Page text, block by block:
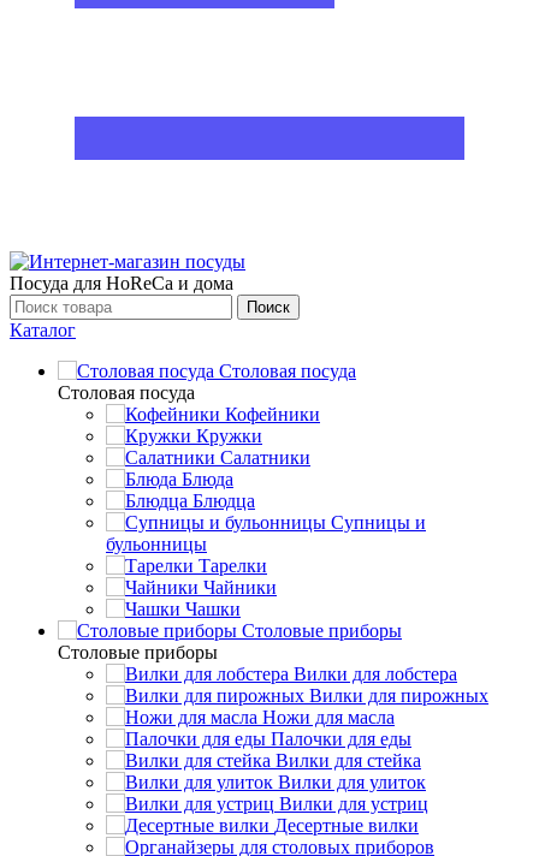
Посуда для HoReCa и дома
Поиск
Каталог
Столовая посуда
Столовая посуда
Кофейники
Кружки
Салатники
Блюда
Блюдца
Супницы и
бульонницы
Тарелки
Чайники
Чашки
Cтоловые приборы
Cтоловые приборы
Вилки для лобстера
Вилки для пирожных
Ножи для масла
Палочки для еды
Вилки для стейка
Вилки для улиток
Вилки для устриц
Десертные вилки